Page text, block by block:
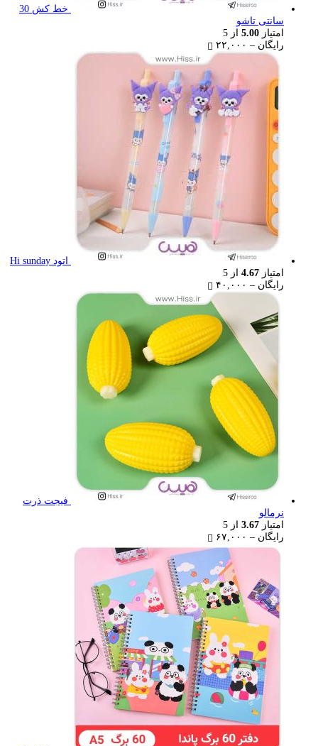
خط کش 30
سانتی تاشو
امتیاز 5.00 از 5
رایگان – ۲۲,۰۰۰
range:
رایگان
through
۲۲,۰۰۰ تومان
اتود Hi sunday
امتیاز 4.67 از 5
رایگان – ۴۰,۰۰۰
range:
رایگان
through
۴۰,۰۰۰ تومان
فیجت ذرت
نرمالو
امتیاز 3.67 از 5
رایگان – ۶۷,۰۰۰
range:
through
۶۷,۰۰۰ تومان